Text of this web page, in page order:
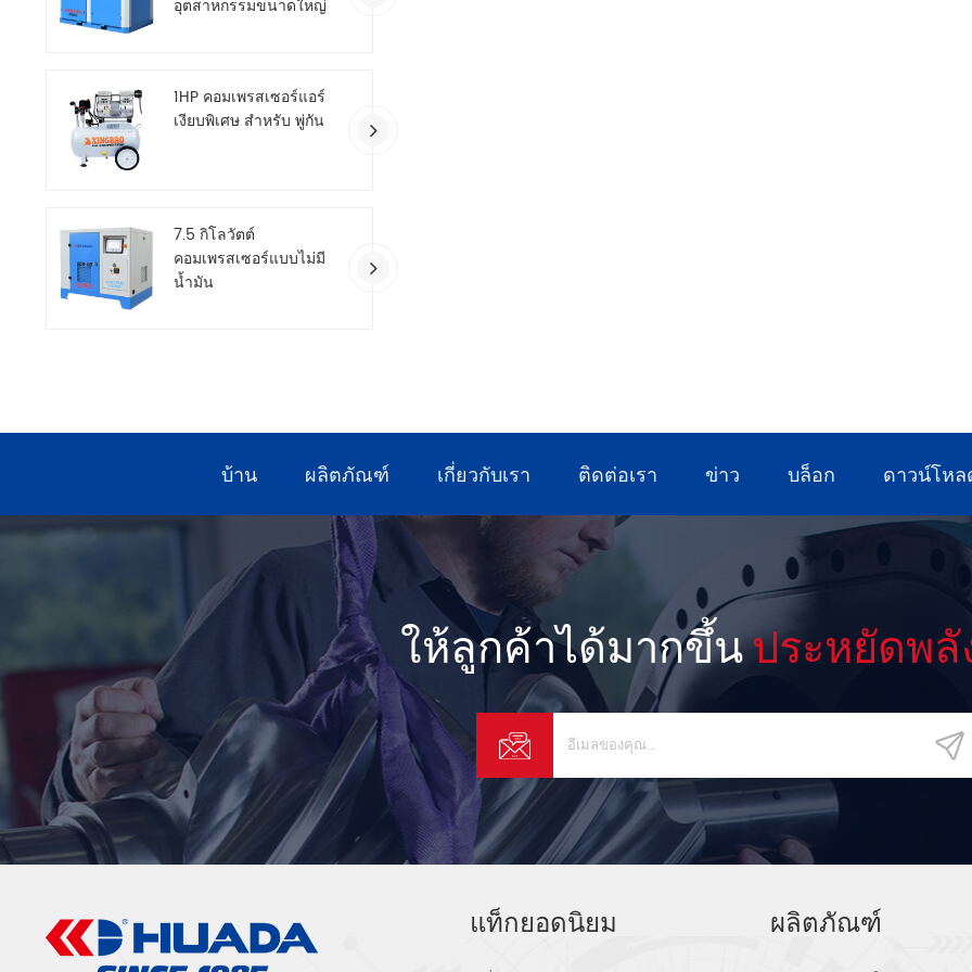
อุตสาหกรรมขนาดใหญ่
1HP คอมเพรสเซอร์แอร์
เงียบพิเศษ สำหรับ พู่กัน
7.5 กิโลวัตต์
คอมเพรสเซอร์แบบไม่มี
น้ำมัน
บ้าน ผลิตภัณฑ์ เกี่ยวกับเรา ติดต่อเรา ข่าว บล็อก ดาวน์โหล
ให้ลูกค้าได้มากขึ้นประหยัดพลั
แท็กยอดนิยม ผลิตภัณฑ์